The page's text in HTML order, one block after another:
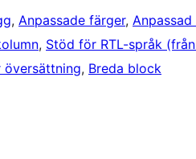
, Anpassade färger,
, Stöd för RTL-språk
översättning, Breda block